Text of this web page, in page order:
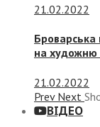
21.02.2022
Броварська
на художню
21.02.2022
Prev Next
ВІДЕО